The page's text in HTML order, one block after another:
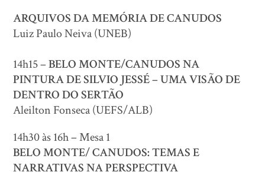
ARQUIVOS DA MEMÓRIA DE CANUDOS
Luiz Paulo Neiva (UNEB)
14h15 –BELO MONTE/CANUDOS NA
PINTURA DE SILVIO JESSÉ – UMA VISÃO DE
DENTRO DO SERTÃO
Aleilton Fonseca (UEFS/ALB)
14h30 às 16h – Mesa 1
BELO MONTE/ CANUDOS: TEMAS E
NARRATIVAS NA PERSPECTIVA